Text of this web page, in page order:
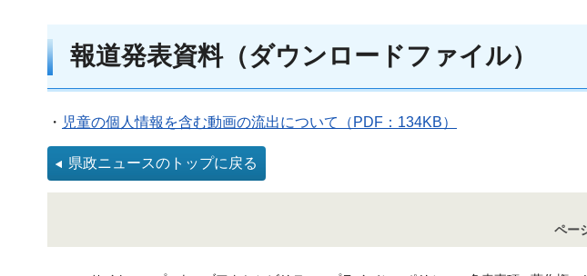
報道発表資料（ダウンロードファイル）
・ 児童の個人情報を含む動画の流出について（PDF：134KB）
県政ニュースのトップに戻る
ペー